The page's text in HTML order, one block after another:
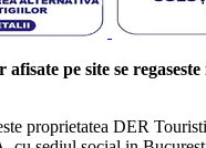
pe site se
proprietatea DER